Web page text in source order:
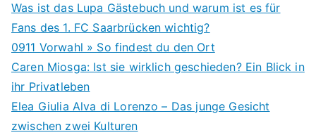
Was ist das Lupa Gästebuch und warum ist es für
Fans des 1. FC Saarbrücken wichtig?
0911 Vorwahl » So findest du den Ort
Caren Miosga: Ist sie wirklich geschieden? Ein Blick in
ihr Privatleben
Elea Giulia Alva di Lorenzo – Das junge Gesicht
zwischen zwei Kulturen